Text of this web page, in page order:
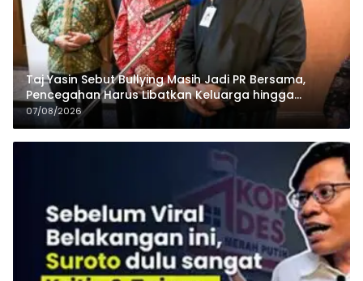
Taj Yasin Sebut Bullying Masih Jadi PR Bersama,
Pencegahan Harus Libatkan Keluarga hingga
Pesantren
07/08/2026